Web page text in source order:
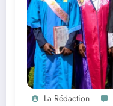
La Rédaction